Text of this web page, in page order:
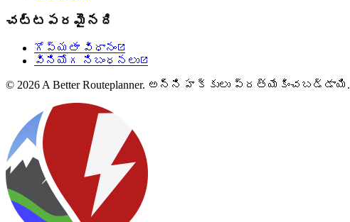
చట్టపరమైనది
గోప్యతా విధానం
వినియోగ నిబంధనలు
© 2026 A Better Routeplanner. అన్ని హక్కులు ప్రత్యేకించబడ్డాయి.